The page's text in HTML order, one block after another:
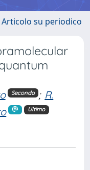
Articolo su periodico
Secondo ; R.
Ultimo